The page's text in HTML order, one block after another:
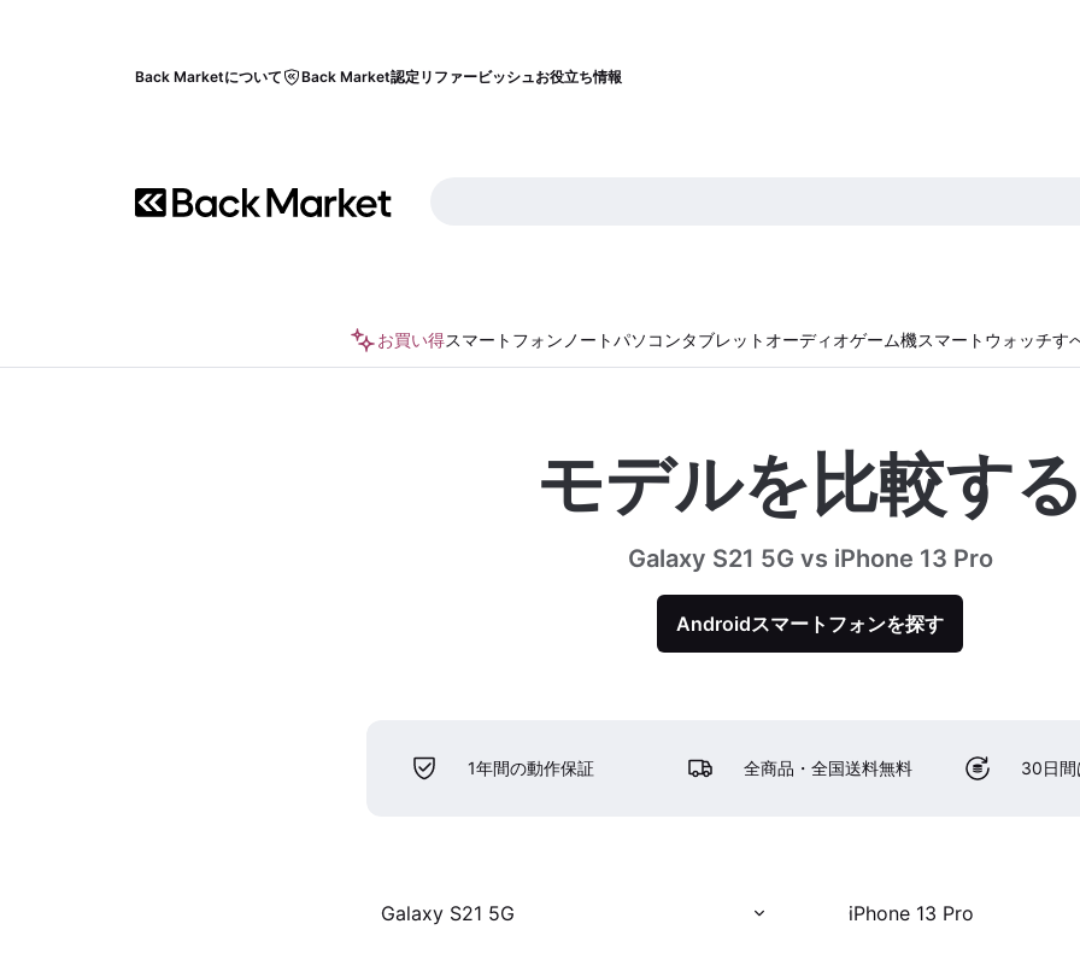
Back Marketについて Back Market認定リファービッシュお役立ち情報
お買い得スマートフォン ノートパソコンタブレット オーディオゲーム機スマートウォッチす
モデルを比較する
Galaxy S21 5G vs iPhone 13 Pro
Androidスマートフォンを探す
1年間の動作保証 全商品・全国送料無料 30日間
Galaxy S21 5G iPhone 13 Pro